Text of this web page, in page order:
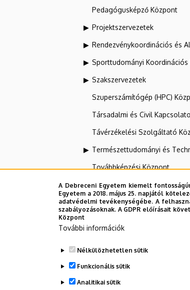
Pedagógusképző Központ
Projektszervezetek
Rendezvénykoordinációs és
Sporttudományi Koordinációs
Szakszervezetek
Szuperszámítógép (HPC)
Társadalmi és Civil
Távérzékelési Szolgáltató
Természettudományi és
Továbbképzési Központ
Tudományos Főigazgatóság
UNIPASS
Zeneművészeti Kar
Dolgozói adatmódosítás
A Debreceni Egyetem kiemelt
Egyetem a 2018. május 25. napjától
adatvédelmi tevékenységébe. A
szabályozásoknak. A GDPR előírásait
Központ
További információk
Nélkülözhetetlen sütik
Funkcionális sütik
Analitikai sütik